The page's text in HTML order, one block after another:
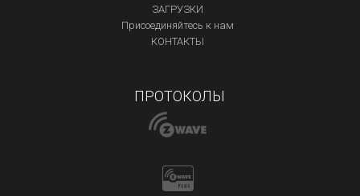
ЗАГРУЗКИ
Присоединяйтесь к нам
КОНТАКТЫ
ПРОТОКОЛЫ